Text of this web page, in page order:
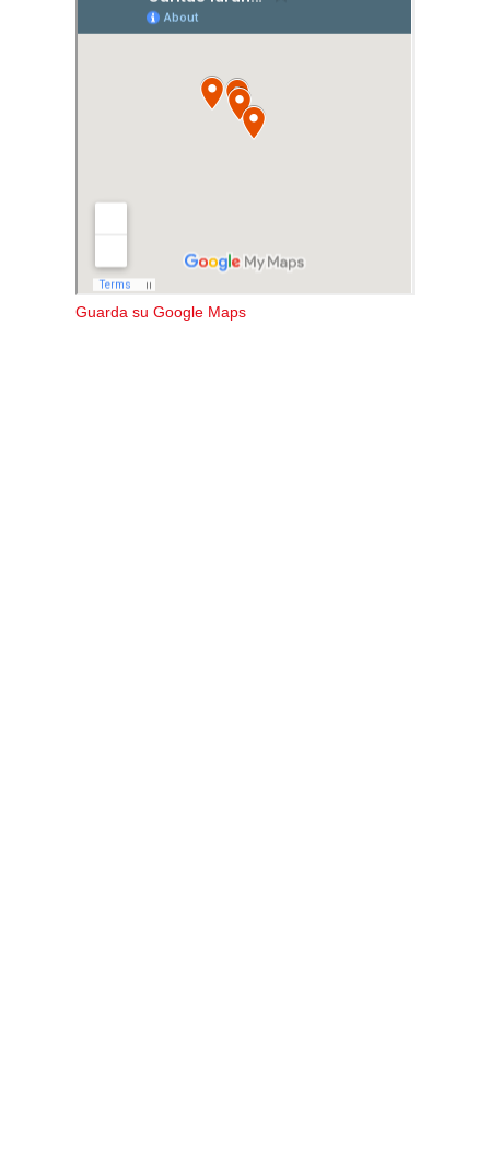
Guarda su Google Maps